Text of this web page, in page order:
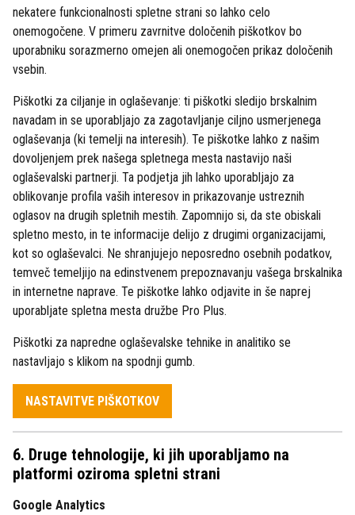
nekatere funkcionalnosti spletne strani so lahko celo
onemogočene. V primeru zavrnitve določenih piškotkov bo
uporabniku sorazmerno omejen ali onemogočen prikaz določenih
vsebin.
Piškotki za ciljanje in oglaševanje: ti piškotki sledijo brskalnim
navadam in se uporabljajo za zagotavljanje ciljno usmerjenega
oglaševanja (ki temelji na interesih). Te piškotke lahko z našim
dovoljenjem prek našega spletnega mesta nastavijo naši
oglaševalski partnerji. Ta podjetja jih lahko uporabljajo za
oblikovanje profila vaših interesov in prikazovanje ustreznih
oglasov na drugih spletnih mestih. Zapomnijo si, da ste obiskali
spletno mesto, in te informacije delijo z drugimi organizacijami,
kot so oglaševalci. Ne shranjujejo neposredno osebnih podatkov,
temveč temeljijo na edinstvenem prepoznavanju vašega brskalnika
in internetne naprave. Te piškotke lahko odjavite in še naprej
uporabljate spletna mesta družbe Pro Plus.
Piškotki za napredne oglaševalske tehnike in analitiko se
nastavljajo s klikom na spodnji gumb.
NASTAVITVE PIŠKOTKOV
6. Druge tehnologije, ki jih uporabljamo na
platformi oziroma spletni strani
Google Analytics